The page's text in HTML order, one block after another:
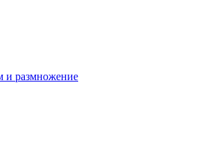
и размножение